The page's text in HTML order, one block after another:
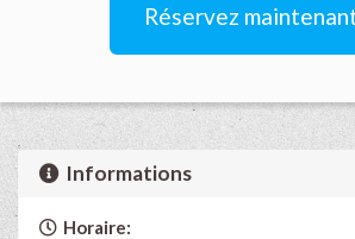
Réservez
Informations
Horaire: